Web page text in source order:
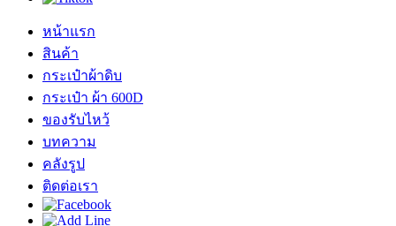
หน้าแรก
สินค้า
กระเป๋าผ้าดิบ
กระเป๋า ผ้า 600D
ของรับไหว้
บทความ
คลังรูป
ติดต่อเรา